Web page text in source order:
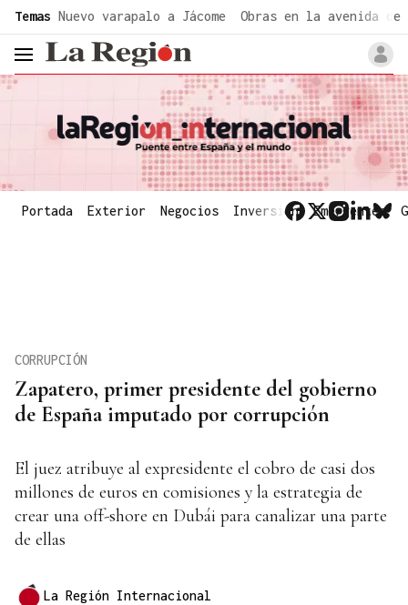
Temas Nuevo varapalo a Jácome Obras en la avenida de
header.menu.open
Portada Exterior Negocios Inversión Emergentes
Zapatero, primer presidente del gobierno
de España imputado por corrupción
CORRUPCIÓN
El juez atribuye al expresidente el cobro de casi dos
millones de euros en comisiones y la estrategia de
crear una off-shore en Dubái para canalizar una parte
de ellas
La Región Internacional